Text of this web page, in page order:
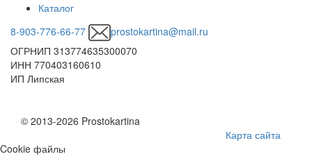
Каталог
8-903-776-66-77
prostokartina@mail.ru
ОГРНИП 313774635300070
ИНН 770403160610
ИП Липская
© 2013-2026 Prostokartina
Карта сайта
Cookie файлы